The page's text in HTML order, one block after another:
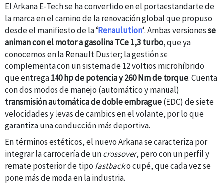
El Arkana E-Tech se ha convertido en el portaestandarte de
la marca en el camino de la renovación global que propuso
desde el manifiesto de la‘Renaulution‘. Ambas versionesse
animan con el motor a gasolina TCe 1,3 turbo, que ya
conocemos en la Renault Duster; la gestión se
complementa con un sistema de 12 voltios microhíbrido
que entrega140 hp de potencia y 260 Nm de torque. Cuenta
con dos modos de manejo (automático y manual)
transmisión automática de doble embrague(EDC) de siete
velocidades y levas de cambios en el volante, porlo que
garantiza una conducción más deportiva.
En términos estéticos, el nuevo Arkana se caracteriza por
integrar la carrocería de uncrossover, pero con un perfil y
remate posterior de tipo fastbacko cupé, que cada vez se
pone más de moda en la industria.